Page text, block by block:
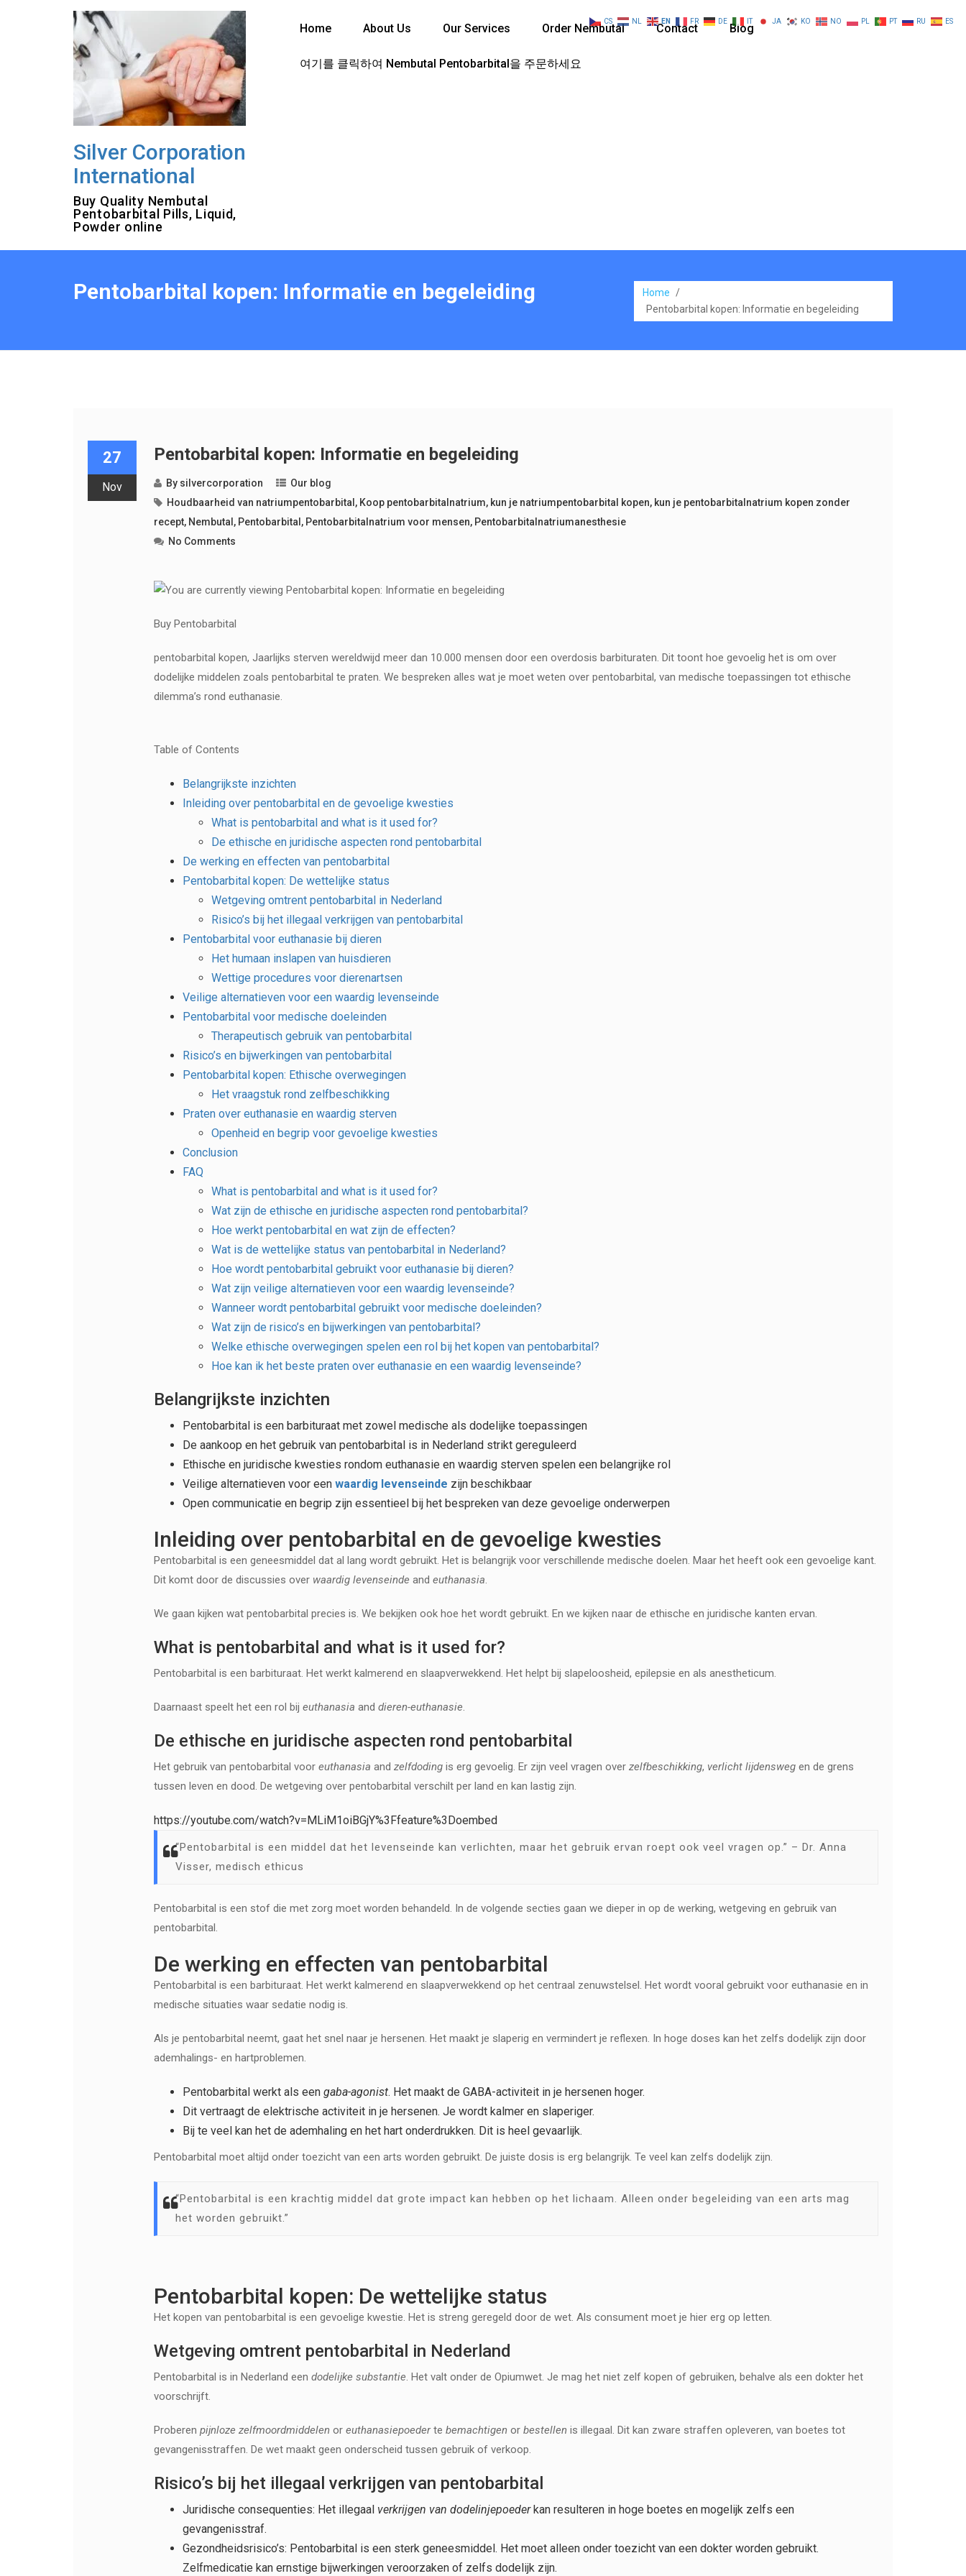
Silver Corporation
International
Buy Quality Nembutal
Pentobarbital Pills, Liquid,
Powder online
Home About Us Our Services Order Nembutal Contact Blog
여기를 클릭하여 Nembutal Pentobarbital을 주문하세요
Pentobarbital kopen: Informatie en begeleiding Home
/
Pentobarbital kopen: Informatie en begeleiding
27
Nov
Pentobarbital kopen: Informatie en begeleiding
By silvercorporation
Our blog
Houdbaarheid van natriumpentobarbital , Koop pentobarbitalnatrium, kun je natriumpentobarbital kopen, kun je pentobarbitalnatrium kopen zonder
recept, Nembutal , Pentobarbital , Pentobarbitalnatrium voor mensen, Pentobarbitalnatriumanesthesie
No Comments
Buy Pentobarbital
pentobarbital kopen, Jaarlijks sterven wereldwijd meer dan 10.000 mensen door een overdosis barbituraten. Dit toont hoe gevoelig het is om over
dodelijke middelen zoals pentobarbital te praten. We bespreken alles wat je moet weten over pentobarbital, van medische toepassingen tot ethische
dilemma’s rond euthanasie.
Table of Contents
Belangrijkste inzichten
Inleiding over pentobarbital en de gevoelige kwesties
What is pentobarbital and what is it used for?
De ethische en juridische aspecten rond pentobarbital
De werking en effecten van pentobarbital
Pentobarbital kopen: De wettelijke status
Wetgeving omtrent pentobarbital in Nederland
Risico’s bij het illegaal verkrijgen van pentobarbital
Pentobarbital voor euthanasie bij dieren
Het humaan inslapen van huisdieren
Wettige procedures voor dierenartsen
Veilige alternatieven voor een waardig levenseinde
Pentobarbital voor medische doeleinden
Therapeutisch gebruik van pentobarbital
Risico’s en bijwerkingen van pentobarbital
Pentobarbital kopen: Ethische overwegingen
Het vraagstuk rond zelfbeschikking
Praten over euthanasie en waardig sterven
Openheid en begrip voor gevoelige kwesties
Conclusion
FAQ
What is pentobarbital and what is it used for?
Wat zijn de ethische en juridische aspecten rond pentobarbital?
Hoe werkt pentobarbital en wat zijn de effecten?
Wat is de wettelijke status van pentobarbital in Nederland?
Hoe wordt pentobarbital gebruikt voor euthanasie bij dieren?
Wat zijn veilige alternatieven voor een waardig levenseinde?
Wanneer wordt pentobarbital gebruikt voor medische doeleinden?
Wat zijn de risico’s en bijwerkingen van pentobarbital?
Welke ethische overwegingen spelen een rol bij het kopen van pentobarbital?
Hoe kan ik het beste praten over euthanasie en een waardig levenseinde?
Belangrijkste inzichten
Pentobarbital is een barbituraat met zowel medische als dodelijke toepassingen
De aankoop en het gebruik van pentobarbital is in Nederland strikt gereguleerd
Ethische en juridische kwesties rondom euthanasie en waardig sterven spelen een belangrijke rol
Veilige alternatieven voor een waardig levenseinde zijn beschikbaar
Open communicatie en begrip zijn essentieel bij het bespreken van deze gevoelige onderwerpen
Inleiding over pentobarbital en de gevoelige kwesties
Pentobarbital is een geneesmiddel dat al lang wordt gebruikt. Het is belangrijk voor verschillende medische doelen. Maar het heeft ook een gevoelige kant.
Dit komt door de discussies over waardig levenseinde and euthanasia
We gaan kijken wat pentobarbital precies is. We bekijken ook hoe het wordt gebruikt. En we kijken naar de ethische en juridische kanten ervan.
What is pentobarbital and what is it used for?
Pentobarbital is een barbituraat. Het werkt kalmerend en slaapverwekkend. Het helpt bij slapeloosheid, epilepsie en als anestheticum.
Daarnaast speelt het een rol bij euthanasia and dieren-euthanasie
De ethische en juridische aspecten rond pentobarbital
Het gebruik van pentobarbital voor euthanasia and zelfdoding is erg gevoelig. Er zijn veel vragen over zelfbeschikking, verlicht lijdensweg en de grens
tussen leven en dood. De wetgeving over pentobarbital verschilt per land en kan lastig zijn.
https://youtube.com/watch?v=MLiM1oiBGjY%3Ffeature%3Doembed
“Pentobarbital is een middel dat het levenseinde kan verlichten, maar het gebruik ervan roept ook veel vragen op.” – Dr. Anna
Visser, medisch ethicus
Pentobarbital is een stof die met zorg moet worden behandeld. In de volgende secties gaan we dieper in op de werking, wetgeving en gebruik van
pentobarbital.
De werking en effecten van pentobarbital
Pentobarbital is een barbituraat. Het werkt kalmerend en slaapverwekkend op het centraal zenuwstelsel. Het wordt vooral gebruikt voor euthanasie en in
medische situaties waar sedatie nodig is.
Als je pentobarbital neemt, gaat het snel naar je hersenen. Het maakt je slaperig en vermindert je reflexen. In hoge doses kan het zelfs dodelijk zijn door
ademhalings- en hartproblemen.
Pentobarbital werkt als een gaba-agonist. Het maakt de GABA-activiteit in je hersenen hoger.
Dit vertraagt de elektrische activiteit in je hersenen. Je wordt kalmer en slaperiger.
Bij te veel kan het de ademhaling en het hart onderdrukken. Dit is heel gevaarlijk.
Pentobarbital moet altijd onder toezicht van een arts worden gebruikt. De juiste dosis is erg belangrijk. Te veel kan zelfs dodelijk zijn.
“Pentobarbital is een krachtig middel dat grote impact kan hebben op het lichaam. Alleen onder begeleiding van een arts mag
het worden gebruikt.”
Pentobarbital kopen: De wettelijke status
Het kopen van pentobarbital is een gevoelige kwestie. Het is streng geregeld door de wet. Als consument moet je hier erg op letten.
Wetgeving omtrent pentobarbital in Nederland
Pentobarbital is in Nederland een dodelijke substantie . Het valt onder de Opiumwet. Je mag het niet zelf kopen of gebruiken, behalve als een dokter het
voorschrijft.
Proberen pijnloze zelfmoordmiddelen or euthanasiepoederte bemachtigen or bestellen is illegaal. Dit kan zware straffen opleveren, van boetes tot
gevangenisstraffen. De wet maakt geen onderscheid tussen gebruik of verkoop.
Risico’s bij het illegaal verkrijgen van pentobarbital
Juridische consequenties: Het illegaal verkrijgen van dodelinjepoederkan resulteren in hoge boetes en mogelijk zelfs een
gevangenisstraf.
Gezondheidsrisico’s: Pentobarbital is een sterk geneesmiddel. Het moet alleen onder toezicht van een dokter worden gebruikt.
Zelfmedicatie kan ernstige bijwerkingen veroorzaken of zelfs dodelijk zijn.
CS NL EN FR DE IT JA KO NO PL PT RU ES